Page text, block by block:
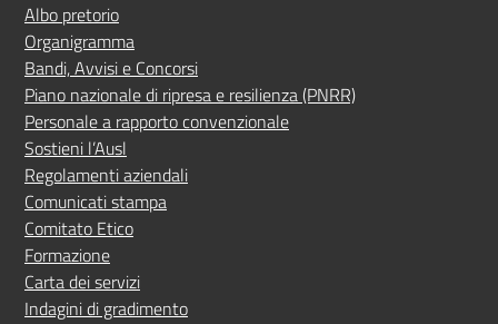
Albo pretorio
Organigramma
Bandi, Avvisi e Concorsi
Piano nazionale di ripresa e resilienza (PNRR)
Personale a rapporto convenzionale
Sostieni l’Ausl
Regolamenti aziendali
Comunicati stampa
Comitato Etico
Formazione
Carta dei servizi
Indagini di gradimento